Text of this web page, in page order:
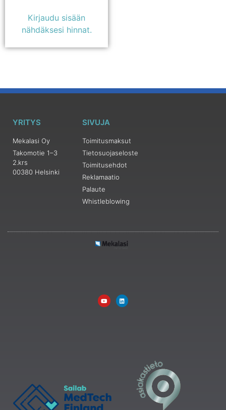
Kirjaudu sisään
nähdäksesi hinnat.
YRITYS
Mekalasi Oy
Takomotie 1–3
2.krs
00380 Helsinki
SIVUJA
Toimitusmaksut
Tietosuojaseloste
Toimitusehdot
Reklamaatio
Palaute
Whistleblowing